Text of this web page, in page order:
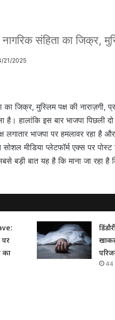
संहिता का जिक्र,
21/2025
जिक्र, मुस्लिम पक्ष की नाराज़गी,
हालांकि इस बार भाजपा पिछली
भाजपा पर हमलावर रहा है
मीडिया प्लेटफॉर्म एक्स पर
बड़ी बात यह है कि माना जा रहा
पर
का
44